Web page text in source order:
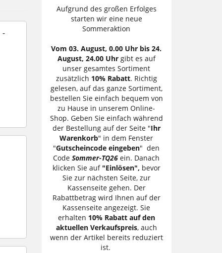
-
Aufgrund des großen Erfolges
starten wir eine neue
Sommeraktion
Vom 03. August, 0.00 Uhr bis 24.
August, 24.00 Uhr gibt es auf
unser gesamtes Sortiment
zusätzlich 10% Rabatt. Richtig
gelesen, auf das ganze Sortiment,
bestellen Sie einfach bequem von
zu Hause in unserem Online-
Shop. Geben Sie einfach während
der Bestellung auf der Seite "Ihr
Warenkorb" in dem Fenster
"Gutscheincode eingeben" den
CodeSommer-TQ26ein. Danach
klicken Sie auf "Einlösen", bevor
Sie zur nächsten Seite, zur
Kassenseite gehen. Der
Rabattbetrag wird Ihnen auf der
Kassenseite angezeigt. Sie
erhalten 10% Rabatt auf den
aktuellen Verkaufspreis, auch
wenn der Artikel bereits reduziert
ist.